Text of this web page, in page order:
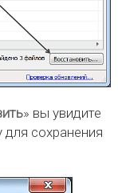
» вы увидите
сохранения